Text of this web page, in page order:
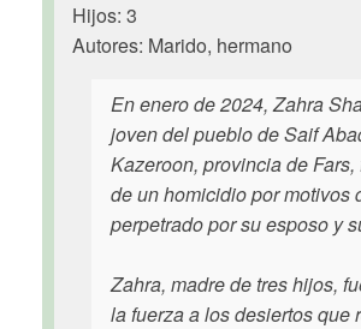
Hijos: 3
Autores: Marido, hermano
En enero de 2024, Zahra
joven del pueblo de Saif
Kazeroon, provincia de
de un homicidio por motivos
perpetrado por su esposo y
Zahra, madre de tres hijos,
la fuerza a los desiertos que